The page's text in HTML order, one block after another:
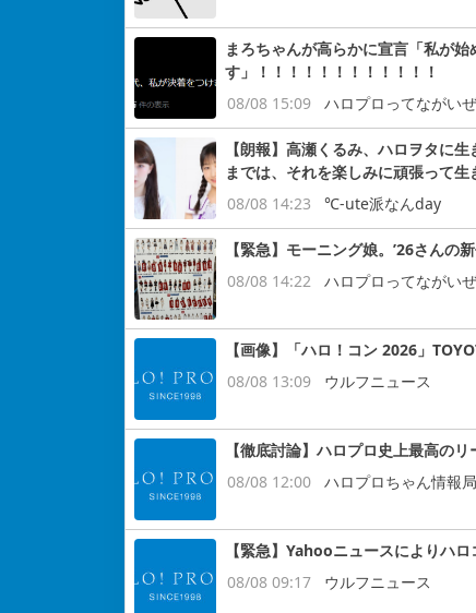
まろちゃんが高らかに宣言「私が
す」！！！！！！！！！！！！
08/08 15:09
ハロプロってながい
【朗報】高瀬くるみ、ハロヲタに
までは、それを楽しみに頑張って生
08/08 14:23
℃-ute派なんday
【緊急】モーニング娘。’26さんの
08/08 14:22
ハロプロってながい
【画像】「ハロ！コン 2026」
08/08 13:09
ウルフニュース
【徹底討論】ハロプロ史上最高の
08/08 12:00
ハロプロちゃん情報局
【緊急】Yahooニュースによりハ
08/08 09:17
ウルフニュース